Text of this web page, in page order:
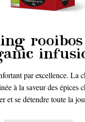
par excellence. La
à la saveur des épices
et se détendre toute la